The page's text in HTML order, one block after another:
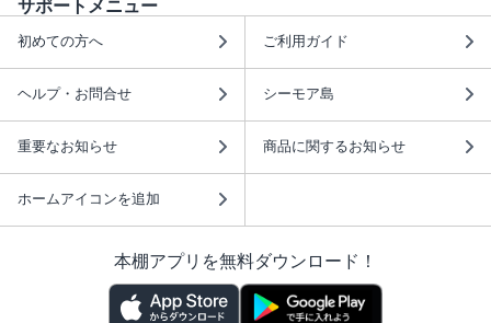
サポートメニュー
初めての方へ ご利用ガイド
ヘルプ・お問合せ シーモア島
重要なお知らせ 商品に関するお知らせ
ホームアイコンを追加
本棚アプリを無料ダウンロード！